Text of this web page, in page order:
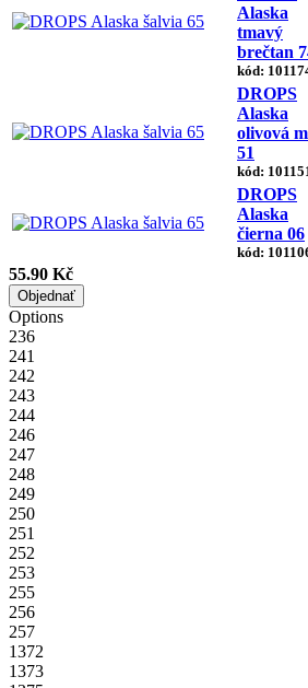
Alaska
tmavý
brečtan
kód:
DROPS
Alaska
olivová
51
kód:
DROPS
Alaska
čierna 06
kód:
55.90 Kč
Objednať
Options
236
241
242
243
244
246
247
248
249
250
251
252
253
255
256
257
1372
1373